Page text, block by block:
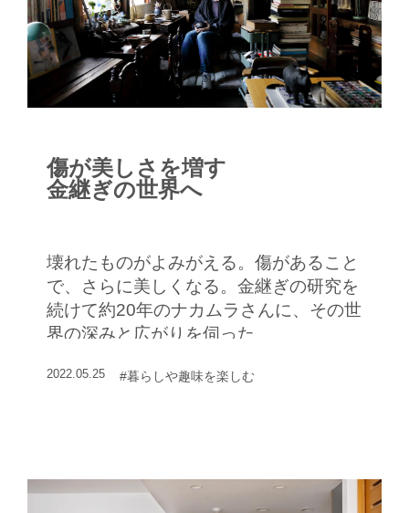
傷が美しさを増す
金継ぎの世界へ
壊れたものがよみがえる。傷があること
で、さらに美しくなる。金継ぎの研究を
続けて約20年のナカムラさんに、その世
界の深みと広がりを伺った
2022.05.25 #暮らしや趣味を楽しむ